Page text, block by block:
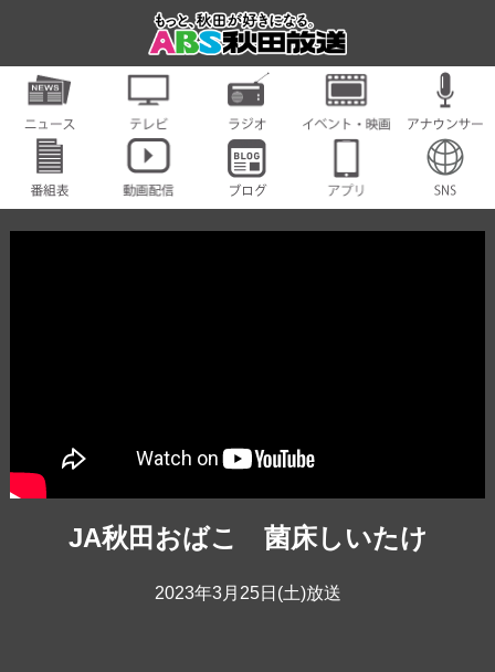
JA秋田おばこ 菌床しいたけ
2023年3月25日(土)放送